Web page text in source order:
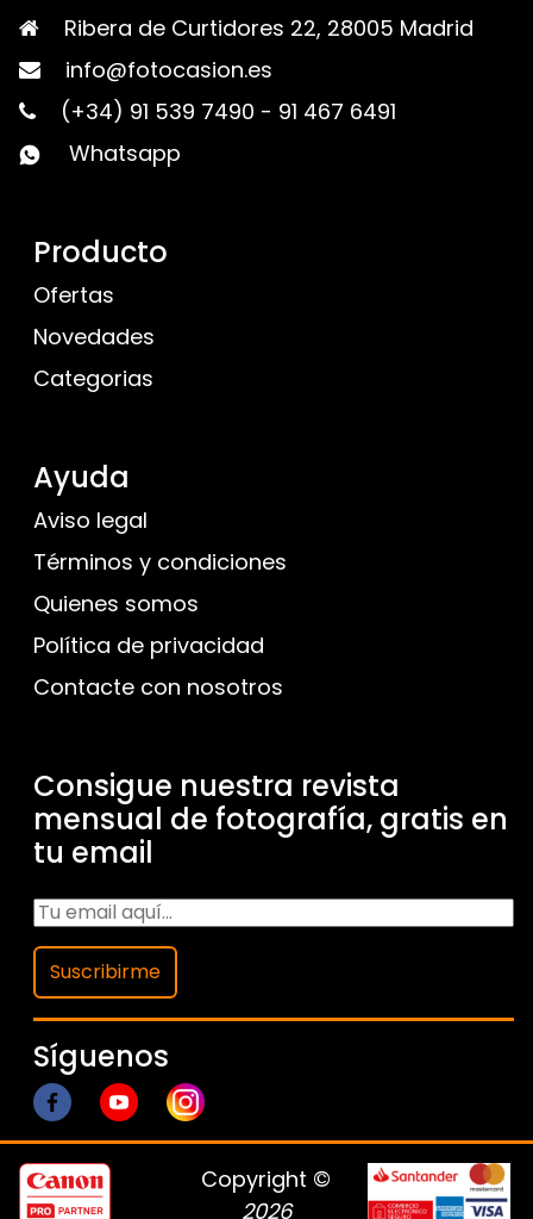
Ribera de Curtidores 22, 28005 Madrid
info@fotocasion.es
(+34) 91 539 7490 - 91 467 6491
Whatsapp
Producto
Ofertas
Novedades
Categorias
Ayuda
Aviso legal
Términos y condiciones
Quienes somos
Política de privacidad
Contacte con nosotros
Consigue nuestra revista
mensual de fotografía, gratis en
tu email
Suscribirme
Síguenos
Copyright ©
2026